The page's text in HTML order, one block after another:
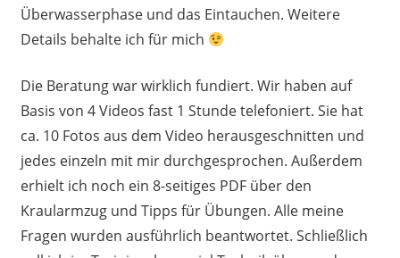
Überwasserphase und das Eintauchen. Weitere
Details behalte ich für mich
Die Beratung war wirklich fundiert. Wir haben auf
Basis von 4 Videos fast 1 Stunde telefoniert. Sie hat
ca. 10 Fotos aus dem Video herausgeschnitten und
jedes einzeln mit mir durchgesprochen. Außerdem
erhielt ich noch ein 8-seitiges PDF über den
Kraularmzug und Tipps für Übungen. Alle meine
Fragen wurden ausführlich beantwortet. Schließlich